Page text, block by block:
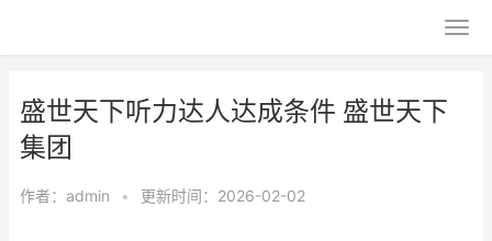
盛世天下听力达人达成条件 盛世天下
集团
作者： admin • 更新时间：2026-02-02